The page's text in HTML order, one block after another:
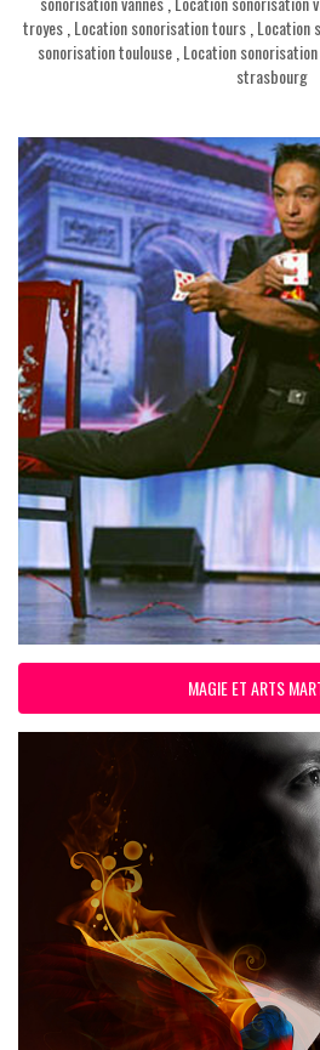
troyes Location sonorisation tours Location
sonorisation toulouse Location
strasbourg
MAGIE ET ARTS